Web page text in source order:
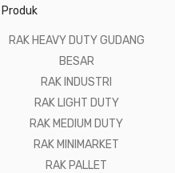
RAK HEAVY DUTY GUDANG
BESAR
RAK INDUSTRI
RAK LIGHT DUTY
RAK MEDIUM DUTY
RAK MINIMARKET
RAK PALLET